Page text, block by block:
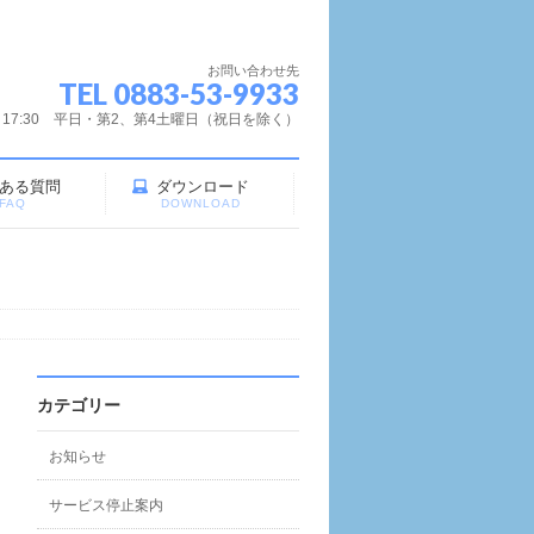
お問い合わせ先
TEL 0883-53-9933
平日・第2、第4土曜日（祝日を除く）
る質問
FAQ
ダウンロード
DOWNLOAD
カテゴリー
お知らせ
サービス停止案内